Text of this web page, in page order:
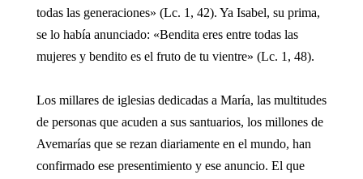
todas las generaciones» (Lc. 1, 42). Ya Isabel, su prima,
se lo había anunciado: «Bendita eres entre todas las
mujeres y bendito es el fruto de tu vientre» (Lc. 1, 48).
Los millares de iglesias dedicadas a María, las multitudes
de personas que acuden a sus santuarios, los millones de
Avemarías que se rezan diariamente en el mundo, han
confirmado ese presentimiento y ese anuncio. El que